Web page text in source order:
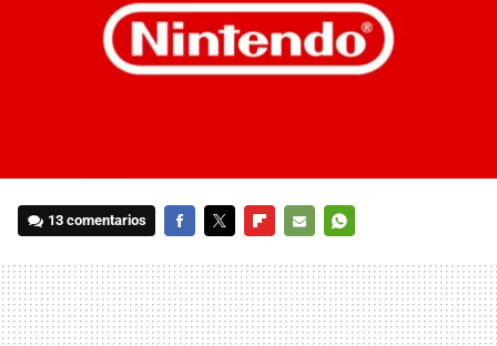
13 comentarios
MAIL